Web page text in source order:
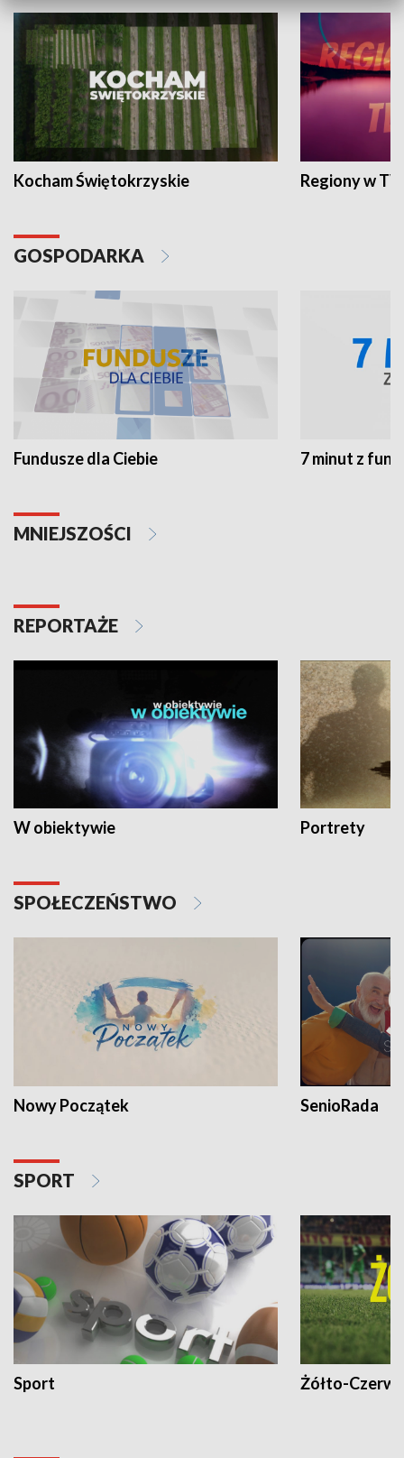
Kocham Świętokrzyskie Regiony w
GOSPODARKA
Fundusze dla Ciebie 7 minut z
MNIEJSZOŚCI
REPORTAŻE
W obiektywie Portrety
SPOŁECZEŃSTWO
Nowy Początek SenioRada
SPORT
Sport Żółto-